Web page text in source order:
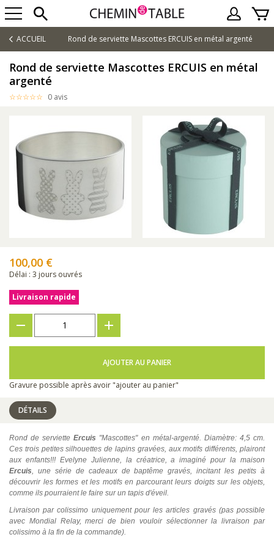
ACCUEIL Rond de serviette Mascottes ERCUIS en métal argenté
Rond de serviette Mascottes ERCUIS en métal
argenté
0 avis
100,00 €
Délai : 3 jours ouvrés
Livraison rapide
AJOUTER AU PANIER
Gravure possible après avoir "ajouter au panier"
DÉTAILS
Rond de servietteErcuis "Mascottes" en métal-argenté. Diamètre: 4,5 cm.
Ces troispetites silhouettes de lapins gravées, aux motifs différents, plairont
aux enfants!!! Evelyne Julienne, la créatrice, a imaginé pour la maison
Ercuis , une série de cadeaux de baptême gravés, incitant les petits à
découvrir les formes et les motifs en parcourant leurs doigts sur les objets,
comme ils pourraient le faire sur un tapis d'éveil.
Livraison par colissimo uniquement pour les articles gravés (pas possible
avec Mondial Relay, merci de bien vouloir sélectionner la livraison par
colissimo à la fin de la commande).